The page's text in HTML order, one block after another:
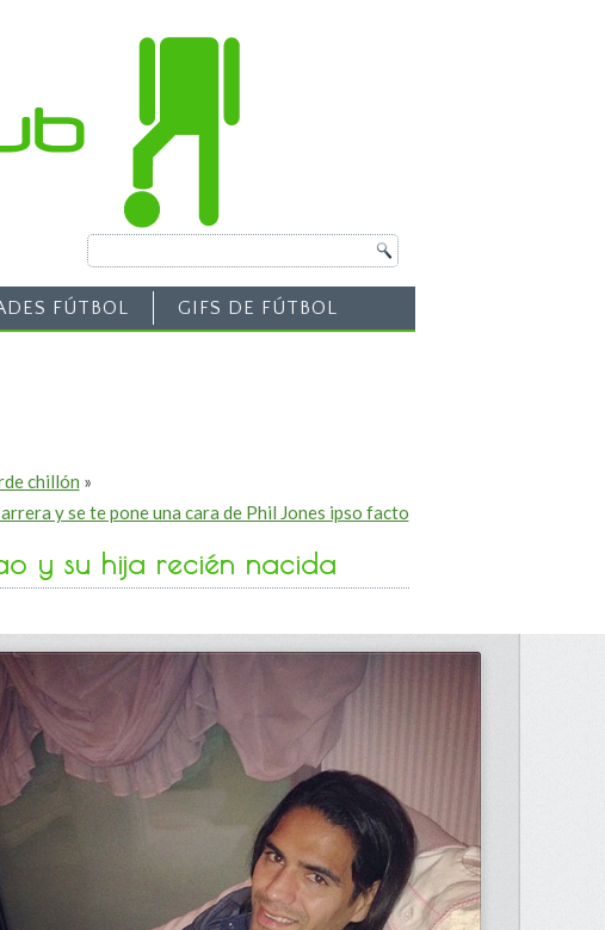
FÚTBOL GIFS DE FÚTBOL
chillón »
y se te pone una cara de Phil Jones ipso facto
y su hija recién nacida